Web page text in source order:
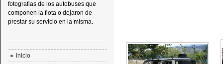
fotografias de los autobuses que
componen la flota o dejaron de
prestar su servicio en la misma.
Inicio